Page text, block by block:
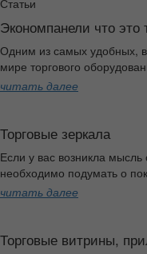
Статьи
Экономпанели что это
Одним из самых удобных,
мире торгового
читать далее
Торговые зеркала
Если у вас возникла мысль
необходимо подумать о
читать далее
Торговые витрины,